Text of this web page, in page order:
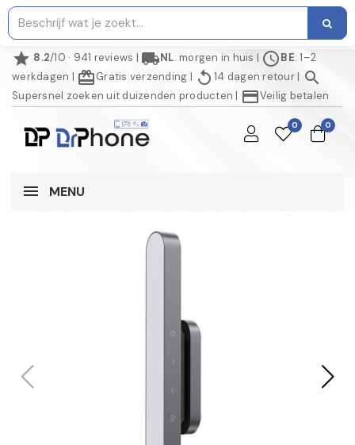
star 8.2/10 · 941 reviews | local_shippingNL: morgen in huis | scheduleBE: 1–2
werkdagen | redeemGratis verzending | replay 14 dagen retour| search
Supersnel zoeken uit duizenden producten | credit_cardVeilig betalen
0 0
MENU